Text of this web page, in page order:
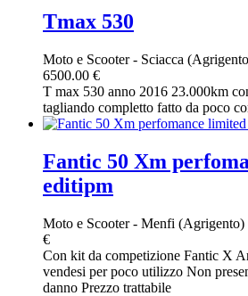
Tmax 530
Moto e Scooter- Sciacca
6500.00 €
T max 530 anno 2016 23.000km
tagliando completto fatto da poco
Fantic 50 Xm
editipm
Moto e Scooter- Menfi (Agrigento)
€
Con kit da competizione Fantic X
vendesi per poco utilizzo Non
danno Prezzo trattabile